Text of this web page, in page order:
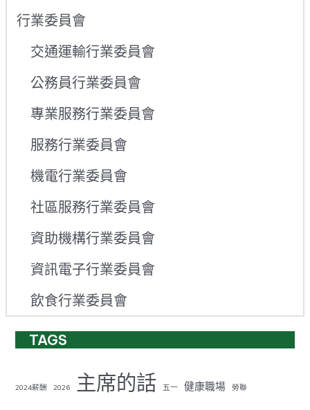
行業委員會
交通運輸行業委員會
公務員行業委員會
專業服務行業委員會
服務行業委員會
機電行業委員會
社區服務行業委員會
資助機構行業委員會
資訊電子行業委員會
飲食行業委員會
TAGS
2024薪酬 2026 主席的話 五一 健康職場 勞聯